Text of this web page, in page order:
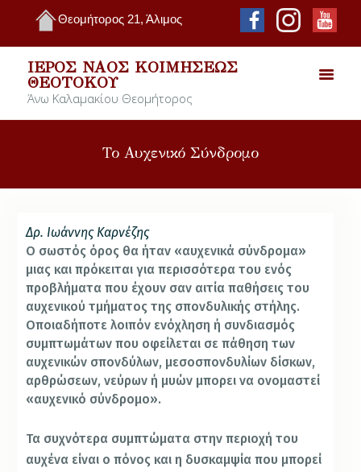
Θεομήτορος 21, Άλιμος
ΙΕΡΌΣ ΝΑΌΣ ΚΟΙΜΉΣΕΩΣ
ΘΕΟΤΌΚΟΥ
Άνω Καλαμακίου Θεομήτορος
Το Αυχενικό Σύνδρομο
Δρ. Ιωάννης Καρνέζης
Ο σωστός όρος θα ήταν «αυχενικά σύνδρομα»
μιας και πρόκειται για περισσότερα του ενός
προβλήματα που έχουν σαν αιτία παθήσεις του
αυχενικού τμήματος της σπονδυλικής στήλης.
Οποιαδήποτε λοιπόν ενόχληση ή συνδιασμός
συμπτωμάτων που οφείλεται σε πάθηση των
αυχενικών σπονδύλων, μεσοσπονδυλίων δίσκων,
αρθρώσεων, νεύρων ή μυών μπορει να ονομαστεί
«αυχενικό σύνδρομο».
Τα συχνότερα συμπτώματα στην περιοχή του
αυχένα είναι ο πόνος και η δυσκαμψία που μπορεί